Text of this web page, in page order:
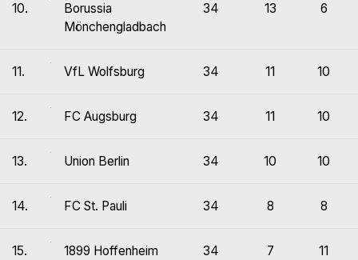
10.
Borussia
Mönchengladbach
34 13 6
11. VfL Wolfsburg 34 11 10
12. FC Augsburg 34 11 10
13. Union Berlin 34 10 10
14. FC St. Pauli 34 8 8
15. 1899 Hoffenheim 34 7 11